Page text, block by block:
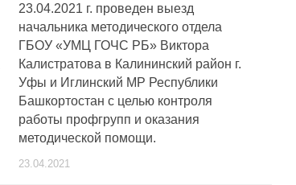
23.04.2021 г. проведен выезд
начальника методического отдела
ГБОУ «УМЦ ГОЧС РБ» Виктора
Калистратова в Калининский район г.
Уфы и Иглинский МР Республики
Башкортостан с целью контроля
работы профгрупп и оказания
методической помощи.
23.04.2021